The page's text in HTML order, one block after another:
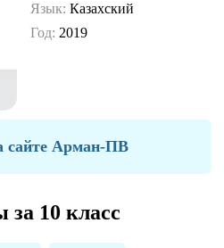
Язык: Казахский
Год: 2019
сайте Арман-ПВ
за 10 класс